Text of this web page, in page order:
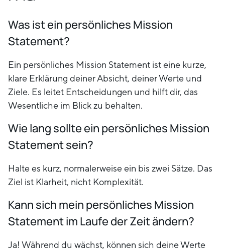
Was ist ein persönliches Mission
Statement?
Ein persönliches Mission Statement ist eine kurze,
klare Erklärung deiner Absicht, deiner Werte und
Ziele. Es leitet Entscheidungen und hilft dir, das
Wesentliche im Blick zu behalten.
Wie lang sollte ein persönliches Mission
Statement sein?
Halte es kurz, normalerweise ein bis zwei Sätze. Das
Ziel ist Klarheit, nicht Komplexität.
Kann sich mein persönliches Mission
Statement im Laufe der Zeit ändern?
Ja! Während du wächst, können sich deine Werte